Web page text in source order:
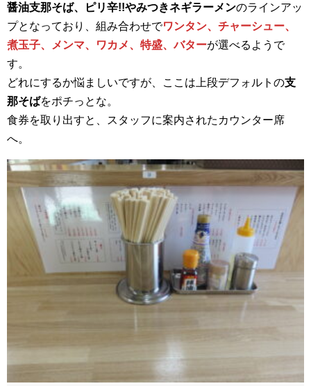
醤油支那そば、ピリ辛!!やみつきネギラーメンのラインアッ
プとなっており、組み合わせでワンタン、チャーシュー、
煮玉子、メンマ、ワカメ、特盛、バターが選べるようで
す。
どれにするか悩ましいですが、ここは上段デフォルトの支
那そばをポチっとな。
食券を取り出すと、スタッフに案内されたカウンター席
へ。